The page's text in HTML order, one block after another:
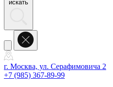
г. Москва, ул. Серафимовича 2
+7 (985) 367-89-99